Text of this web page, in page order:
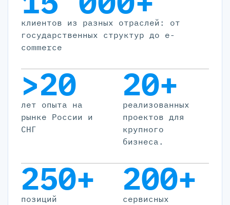
клиентов из разных отраслей: от
государственных структур до e-
commerce
>20
лет опыта на
рынке России и
СНГ
20+
реализованных
проектов для
крупного
бизнеса.
250+
позиций
200+
cервисных